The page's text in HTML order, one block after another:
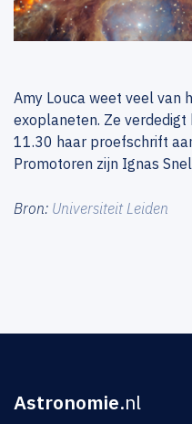
Amy Louca weet veel van
exoplaneten. Ze
11.30 haar proefschrift
Promotoren zijn Ignas
Bron: Universiteit Leiden
Astronomie.nl